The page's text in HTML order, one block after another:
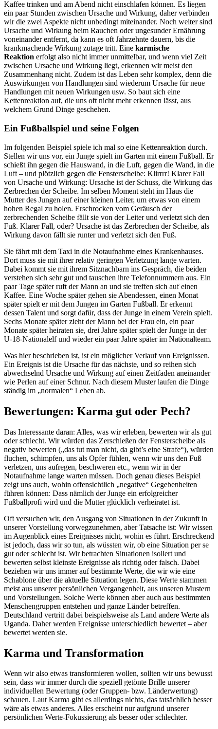
Kaffee trinken und am Abend nicht einschlafen können. Es liegen
ein paar Stunden zwischen Ursache und Wirkung, daher verbinden
wir die zwei Aspekte nicht unbedingt miteinander. Noch weiter sind
Ursache und Wirkung beim Rauchen oder ungesunder Ernährung
voneinander entfernt, da kann es oft Jahrzehnte dauern, bis die
krankmachende Wirkung zutage tritt. Eine karmische
Reaktion erfolgt also nicht immer unmittelbar, und wenn viel Zeit
zwischen Ursache und Wirkung liegt, erkennen wir meist den
Zusammenhang nicht. Zudem ist das Leben sehr komplex, denn die
Auswirkungen von Handlungen sind wiederum Ursache für neue
Handlungen mit neuen Wirkungen usw. So baut sich eine
Kettenreaktion auf, die uns oft nicht mehr erkennen lässt, aus
welchem Grund Dinge geschehen.
Ein Fußballspiel und seine Folgen
Im folgenden Beispiel spiele ich mal so eine Kettenreaktion durch.
Stellen wir uns vor, ein Junge spielt im Garten mit einem Fußball. Er
schießt ihn gegen die Hauswand, in die Luft, gegen die Wand, in die
Luft – und plötzlich gegen die Fensterscheibe: Klirrrr! Klarer Fall
von Ursache und Wirkung: Ursache ist der Schuss, die Wirkung das
Zerbrechen der Scheibe. Im selben Moment steht im Haus die
Mutter des Jungen auf einer kleinen Leiter, um etwas von einem
hohen Regal zu holen. Erschrocken vom Geräusch der
zerbrechenden Scheibe fällt sie von der Leiter und verletzt sich den
Fuß. Klarer Fall, oder? Ursache ist das Zerbrechen der Scheibe, als
Wirkung davon fällt sie runter und verletzt sich den Fuß.
Sie fährt mit dem Taxi in die Notaufnahme eines Krankenhauses.
Dort muss sie mit ihrer relativ geringen Verletzung lange warten.
Dabei kommt sie mit ihrem Sitznachbarn ins Gespräch, die beiden
verstehen sich sehr gut und tauschen ihre Telefonnummern aus. Ein
paar Tage später ruft der Mann an und sie treffen sich auf einen
Kaffee. Eine Woche später gehen sie Abendessen, einen Monat
später spielt er mit dem Jungen im Garten Fußball. Er erkennt
dessen Talent und sorgt dafür, dass der Junge in einem Verein spielt.
Sechs Monate später zieht der Mann bei der Frau ein, ein paar
Monate später heiraten sie, drei Jahre später spielt der Junge in der
U-18-Nationalelf und wieder ein paar Jahre später im Nationalteam.
Was hier beschrieben ist, ist ein möglicher Verlauf von Ereignissen.
Ein Ereignis ist die Ursache für das nächste, und so reihen sich
abwechselnd Ursache und Wirkung auf einen Zeitfaden aneinander
wie Perlen auf einer Schnur. Nach diesem Muster laufen die Dinge
ständig im „normalen“ Leben ab.
Bewertungen: Karma gut oder Pech?
Das Interessante daran: Alles, was wir erleben, bewerten wir als gut
oder schlecht. Wir würden das Zerschießen der Fensterscheibe als
negativ bewerten („das tut man nicht, da gibt’s eine Strafe“), würden
fluchen, schimpfen, uns als Opfer fühlen, wenn wir uns den Fuß
verletzen, uns aufregen, beschweren etc., wenn wir in der
Notaufnahme lange warten müssen. Doch genau dieses Beispiel
zeigt uns auch, wohin offensichtlich „negative“ Gegebenheiten
führen können: Dass nämlich der Junge ein erfolgreicher
Fußballprofi wird und die Mutter glücklich verheiratet ist.
Oft versuchen wir, den Ausgang von Situationen in der Zukunft in
unserer Vorstellung vorwegzunehmen, aber Tatsache ist: Wir wissen
im Augenblick eines Ereignisses nicht, wohin es führt. Erschreckend
ist jedoch, dass wir so tun, als wüssten wir, ob eine Situation per se
gut oder schlecht ist. Wir betrachten Situationen isoliert und
bewerten selbst kleinste Ereignisse als richtig oder falsch. Dabei
beziehen wir uns immer auf bestimmte Werte, die wir wie eine
Schablone über die aktuelle Situation legen. Diese Werte stammen
meist aus unserer persönlichen Vergangenheit, aus unseren Mustern
und Vorstellungen. Solche Werte können aber auch aus bestimmten
Menschengruppen entstehen und ganze Länder betreffen.
Deutschland vertritt dabei beispielsweise als Land andere Werte als
Uganda. Daher werden Ereignisse unterschiedlich bewertet – aber
bewertet werden sie.
Karma und Transformation
Wenn wir also etwas transformieren wollen, sollten wir uns bewusst
sein, dass wir immer durch die speziell getönte Brille unserer
individuellen Bewertung (oder Gruppen- bzw. Länderwertung)
schauen. Laut Karma gibt es allerdings nichts, das tatsächlich besser
wäre als etwas anderes. Alles erscheint nur aufgrund unserer
persönlichen Werte-Fokussierung als besser oder schlechter.